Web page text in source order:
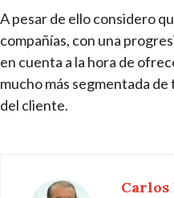
A pesar de ello considero
compañías, con una
en cuenta a la hora de
mucho más segmentada
del cliente.